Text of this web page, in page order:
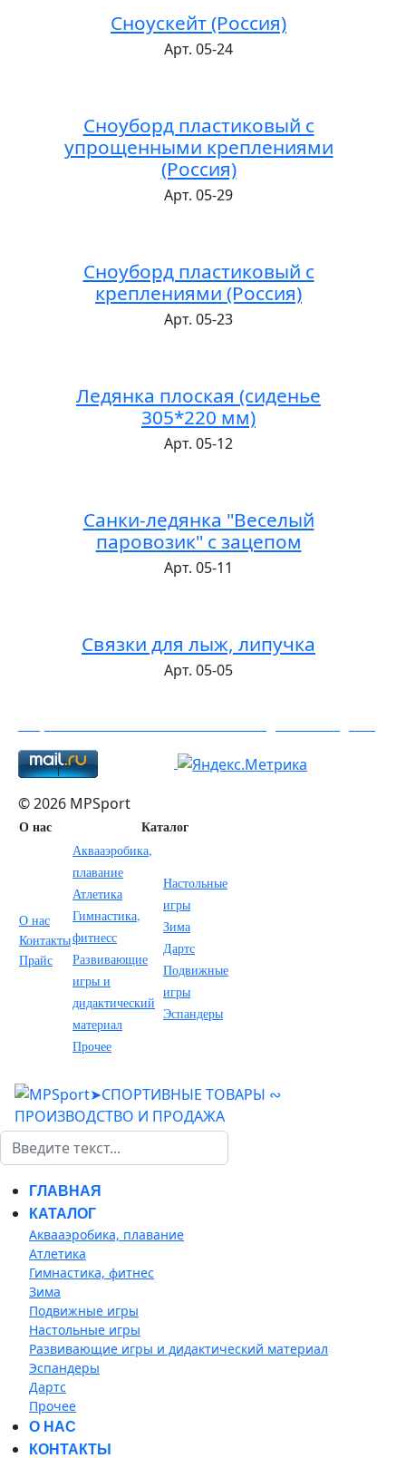
Сноускейт (Россия)
Арт. 05-24
Сноуборд пластиковый с
упрощенными креплениями
(Россия)
Арт. 05-29
Сноуборд пластиковый с
креплениями (Россия)
Арт. 05-23
Ледянка плоская (сиденье
305*220 мм)
Арт. 05-12
Санки-ледянка "Веселый
паровозик" с зацепом
Арт. 05-11
Связки для лыж, липучка
Арт. 05-05
© 2026 MPSport
О нас Каталог
О нас
Контакты
Прайс
Аквааэробика,
плавание
Атлетика
Гимнастика,
фитнесс
Развивающие
игры и
дидактический
материал
Прочее
Настольные
игры
Зима
Дартс
Подвижные
игры
Эспандеры
Поиск
ГЛАВНАЯ
КАТАЛОГ
Аквааэробика, плавание
Атлетика
Гимнастика, фитнес
Зима
Подвижные игры
Настольные игры
Развивающие игры и дидактический материал
Эспандеры
Дартс
Прочее
О НАС
КОНТАКТЫ